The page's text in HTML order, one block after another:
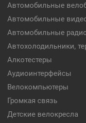
Автомобильные
Автомобильные
Автомобильные
Автохолодильники,
Алкотестеры
Аудиоинтерфейсы
Велокомпьютеры
Громкая связь
Детские велокресла